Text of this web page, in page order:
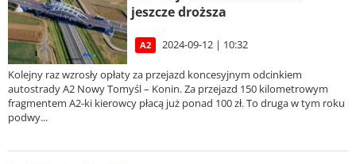
jeszcze droższa
A2 2024-09-12 | 10:32
Kolejny raz wzrosły opłaty za przejazd koncesyjnym odcinkiem
autostrady A2 Nowy Tomyśl – Konin. Za przejazd 150 kilometrowym
fragmentem A2-ki kierowcy płacą już ponad 100 zł. To druga w tym roku
podwy...